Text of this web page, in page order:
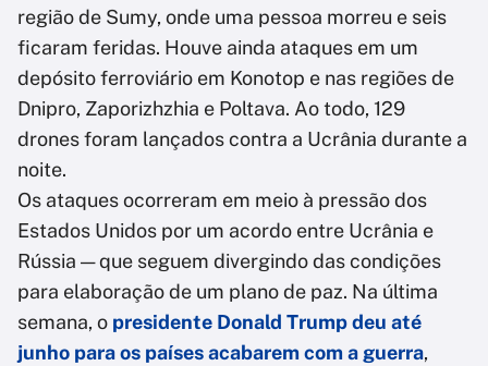
região de Sumy, onde uma pessoa morreu e seis
ficaram feridas. Houve ainda ataques em um
depósito ferroviário em Konotop e nas regiões de
Dnipro, Zaporizhzhia e Poltava. Ao todo, 129
drones foram lançados contra a Ucrânia durante a
noite.
Os ataques ocorreram em meio à pressão dos
Estados Unidos por um acordo entre Ucrânia e
Rússia — que seguem divergindo das condições
para elaboração de um plano de paz. Na última
semana, o presidente Donald Trump deu até
junho para os países acabarem com a guerra,